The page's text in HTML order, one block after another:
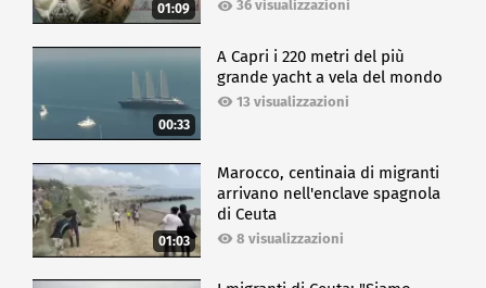
01:09 36 visualizzazioni
00:33
A Capri i 220 metri del più
grande yacht a vela del mondo
13 visualizzazioni
01:03
Marocco, centinaia di migranti
arrivano nell'enclave spagnola
di Ceuta
8 visualizzazioni